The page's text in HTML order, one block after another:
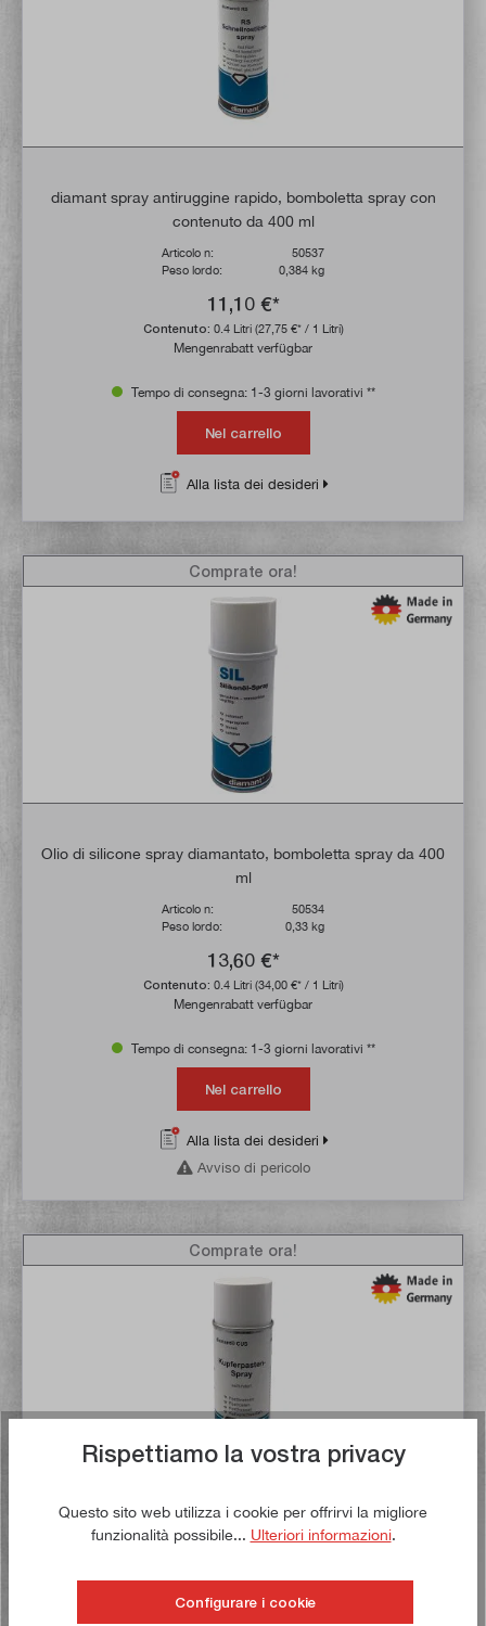
diamant spray antiruggine rapido, bomboletta spray con
contenuto da 400 ml
Articolo n:
50537
Peso lordo:
0,384 kg
11,10 €*
Contenuto: 0.4 Litri (27,75 €* / 1 Litri)
Mengenrabatt verfügbar
Tempo di consegna: 1-3 giorni lavorativi **
Nel carrello
Alla lista dei desideri
Olio di silicone spray diamantato, bomboletta spray da 400
ml
Articolo n:
50534
Peso lordo:
0,33 kg
13,60 €*
Contenuto: 0.4 Litri (34,00 €* / 1 Litri)
Mengenrabatt verfügbar
Comprate ora!
Tempo di consegna: 1-3 giorni lavorativi **
Nel carrello
Alla lista dei desideri
Avviso di pericolo
Pasta di rame spray diamantata, bomboletta spray con
Peso lordo:
0,38 kg
Comprate ora!
Rispettiamo la vostra privacy
Questo sito web utilizza i cookie per offrirvi la migliore
funzionalità possibile... Ulteriori informazioni.
Configurare i cookie